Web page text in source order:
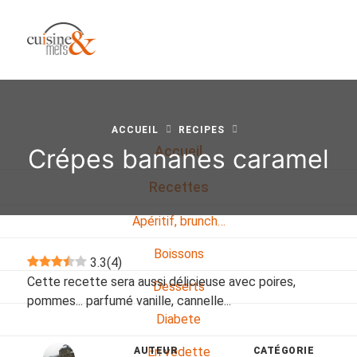
Accueil
Recettes
Apéritif, brunch…
Boissons
Desserts
Diabete
En vedette
ACCUEIL RECIPES
Crépes bananes caramel
3.3(4)
Cette recette sera aussi délicieuse avec poires,
pommes... parfumé vanille, cannelle...
AUTEUR CATÉGORIE